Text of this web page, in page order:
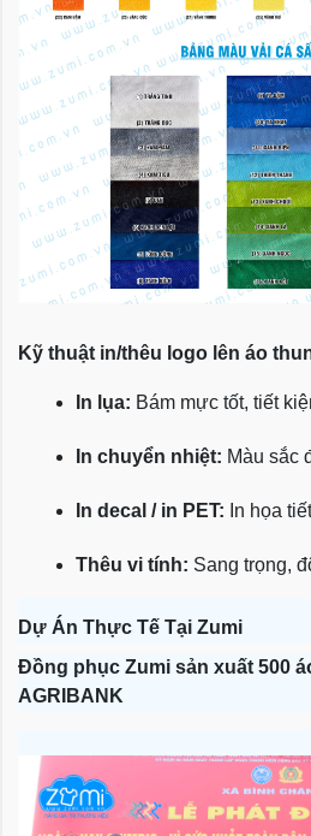
Kỹ thuật in/thêu logo lên áo
In lụa: Bám mực tốt, tiết
In chuyển nhiệt: Màu sắc
In decal / in PET: In họa
Thêu vi tính: Sang trọng,
Dự Án Thực Tế Tại Zumi
Đồng phục Zumi sản xuất 500
AGRIBANK